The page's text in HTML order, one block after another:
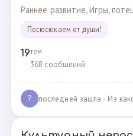
Раннее развитие, Игры,
Посюсюкаем от души!
19тем
368 сообщений
? последней зашла · Из какого